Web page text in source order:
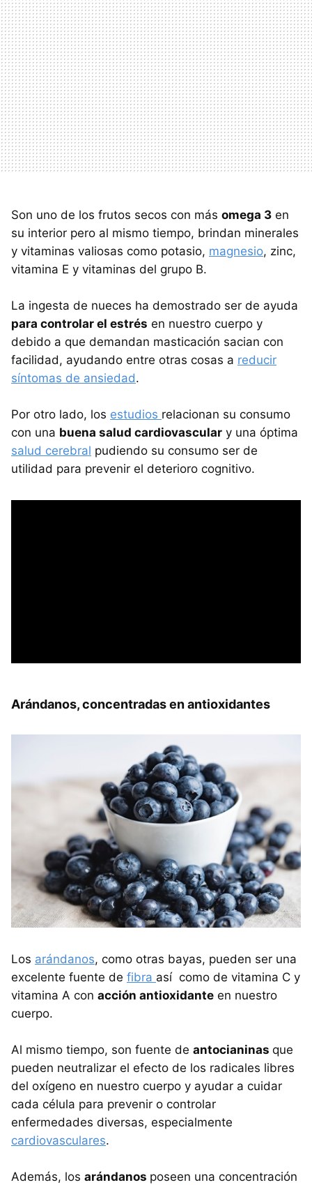
Son uno de los frutos secos con más omega 3 en
su interior pero al mismo tiempo, brindan minerales
y vitaminas valiosas como potasio, magnesio, zinc,
vitamina E y vitaminas del grupo B.
La ingesta de nueces ha demostrado ser de ayuda
para controlar el estrés en nuestro cuerpo y
debido a que demandan masticación sacian con
facilidad, ayudando entre otras cosas a reducir
síntomas de ansiedad.
Por otro lado, los estudios relacionan su consumo
con una buena salud cardiovascular y una óptima
salud cerebral pudiendo su consumo ser de
utilidad para prevenir el deterioro cognitivo.
Arándanos, concentradas en antioxidantes
Los arándanos, como otras bayas, pueden ser una
excelente fuente de fibra así como de vitamina C y
vitamina A con acción antioxidante en nuestro
cuerpo.
Al mismo tiempo, son fuente de antocianinas que
pueden neutralizar el efecto de los radicales libres
del oxígeno en nuestro cuerpo y ayudar a cuidar
cada célula para prevenir o controlar
enfermedades diversas, especialmente
cardiovasculares.
Además, los arándanos poseen una concentración